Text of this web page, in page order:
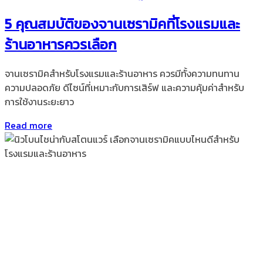
5 คุณสมบัติของจานเซรามิคที่โรงแรมและ
ร้านอาหารควรเลือก
จานเซรามิคสำหรับโรงแรมและร้านอาหาร ควรมีทั้งความทนทาน
ความปลอดภัย ดีไซน์ที่เหมาะกับการเสิร์ฟ และความคุ้มค่าสำหรับ
การใช้งานระยะยาว
Read more